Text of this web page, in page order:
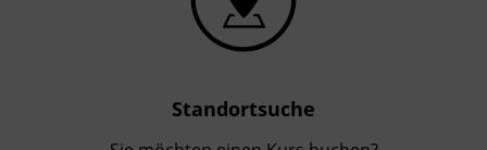
Standortsuche